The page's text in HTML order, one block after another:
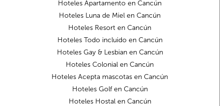
Hoteles Apartamento en Cancún
Hoteles Luna de Miel en Cancún
Hoteles Resort en Cancún
Hoteles Todo incluido en Cancún
Hoteles Gay & Lesbian en Cancún
Hoteles Colonial en Cancún
Hoteles Acepta mascotas en Cancún
Hoteles Golf en Cancún
Hoteles Hostal en Cancún